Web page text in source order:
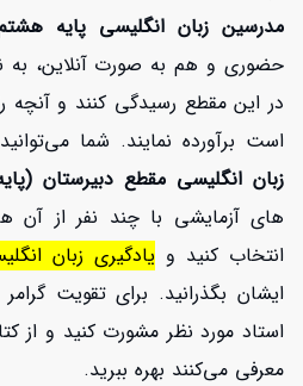
مدرسین زبان انگلیسی پایه
حضوری و هم به صورت آنلاین، به
در این مقطع رسیدگی کنند و آنچه
است برآورده نمایند. شما
زبان انگلیسی مقطع دبیرستان
های آزمایشی با چند نفر از آن
انتخاب کنید و یادگیری زبان
ایشان بگذرانید. برای تقویت
استاد مورد نظر مشورت کنید و از
معرفی می‌کنند بهره ببرید.